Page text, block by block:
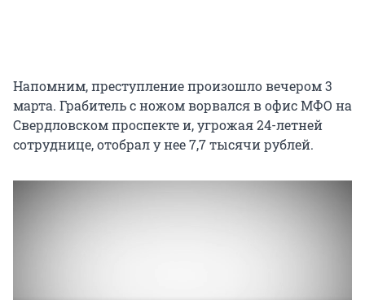
Напомним, преступление произошло вечером 3
марта. Грабитель с ножом ворвался в офис МФО на
Свердловском проспекте и, угрожая 24-летней
сотруднице, отобрал у нее 7,7 тысячи рублей.